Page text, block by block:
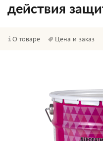
действия
О товаре Цена и заказ